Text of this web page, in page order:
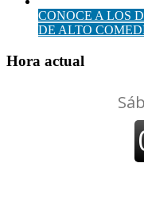
CONOCE A LOS
DE ALTO
Hora actual